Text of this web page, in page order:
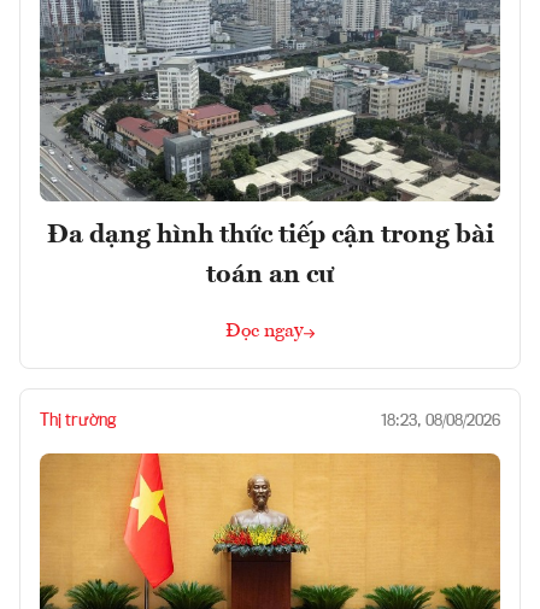
Đa dạng hình thức tiếp cận trong bài
toán an cư
Đọc ngay
Thị trường 18:23, 08/08/2026